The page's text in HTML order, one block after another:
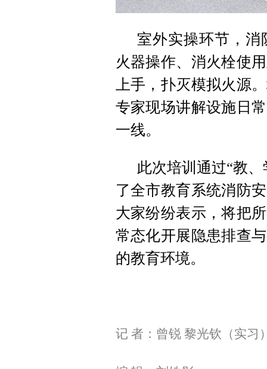
室外实操环节，
火器操作、消火栓使
上手，扑灭模拟火源
专家现场讲解设施日
一线。
此次培训通过“教
了全市教育系统消防
大家纷纷表示，将把
常态化开展隐患排查
的教育环境。
记 者：曾锐 黎光钦（实习